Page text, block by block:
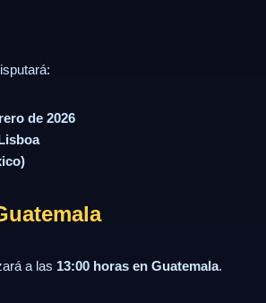
de 2026
a las 13:00 horas en Guatemala.